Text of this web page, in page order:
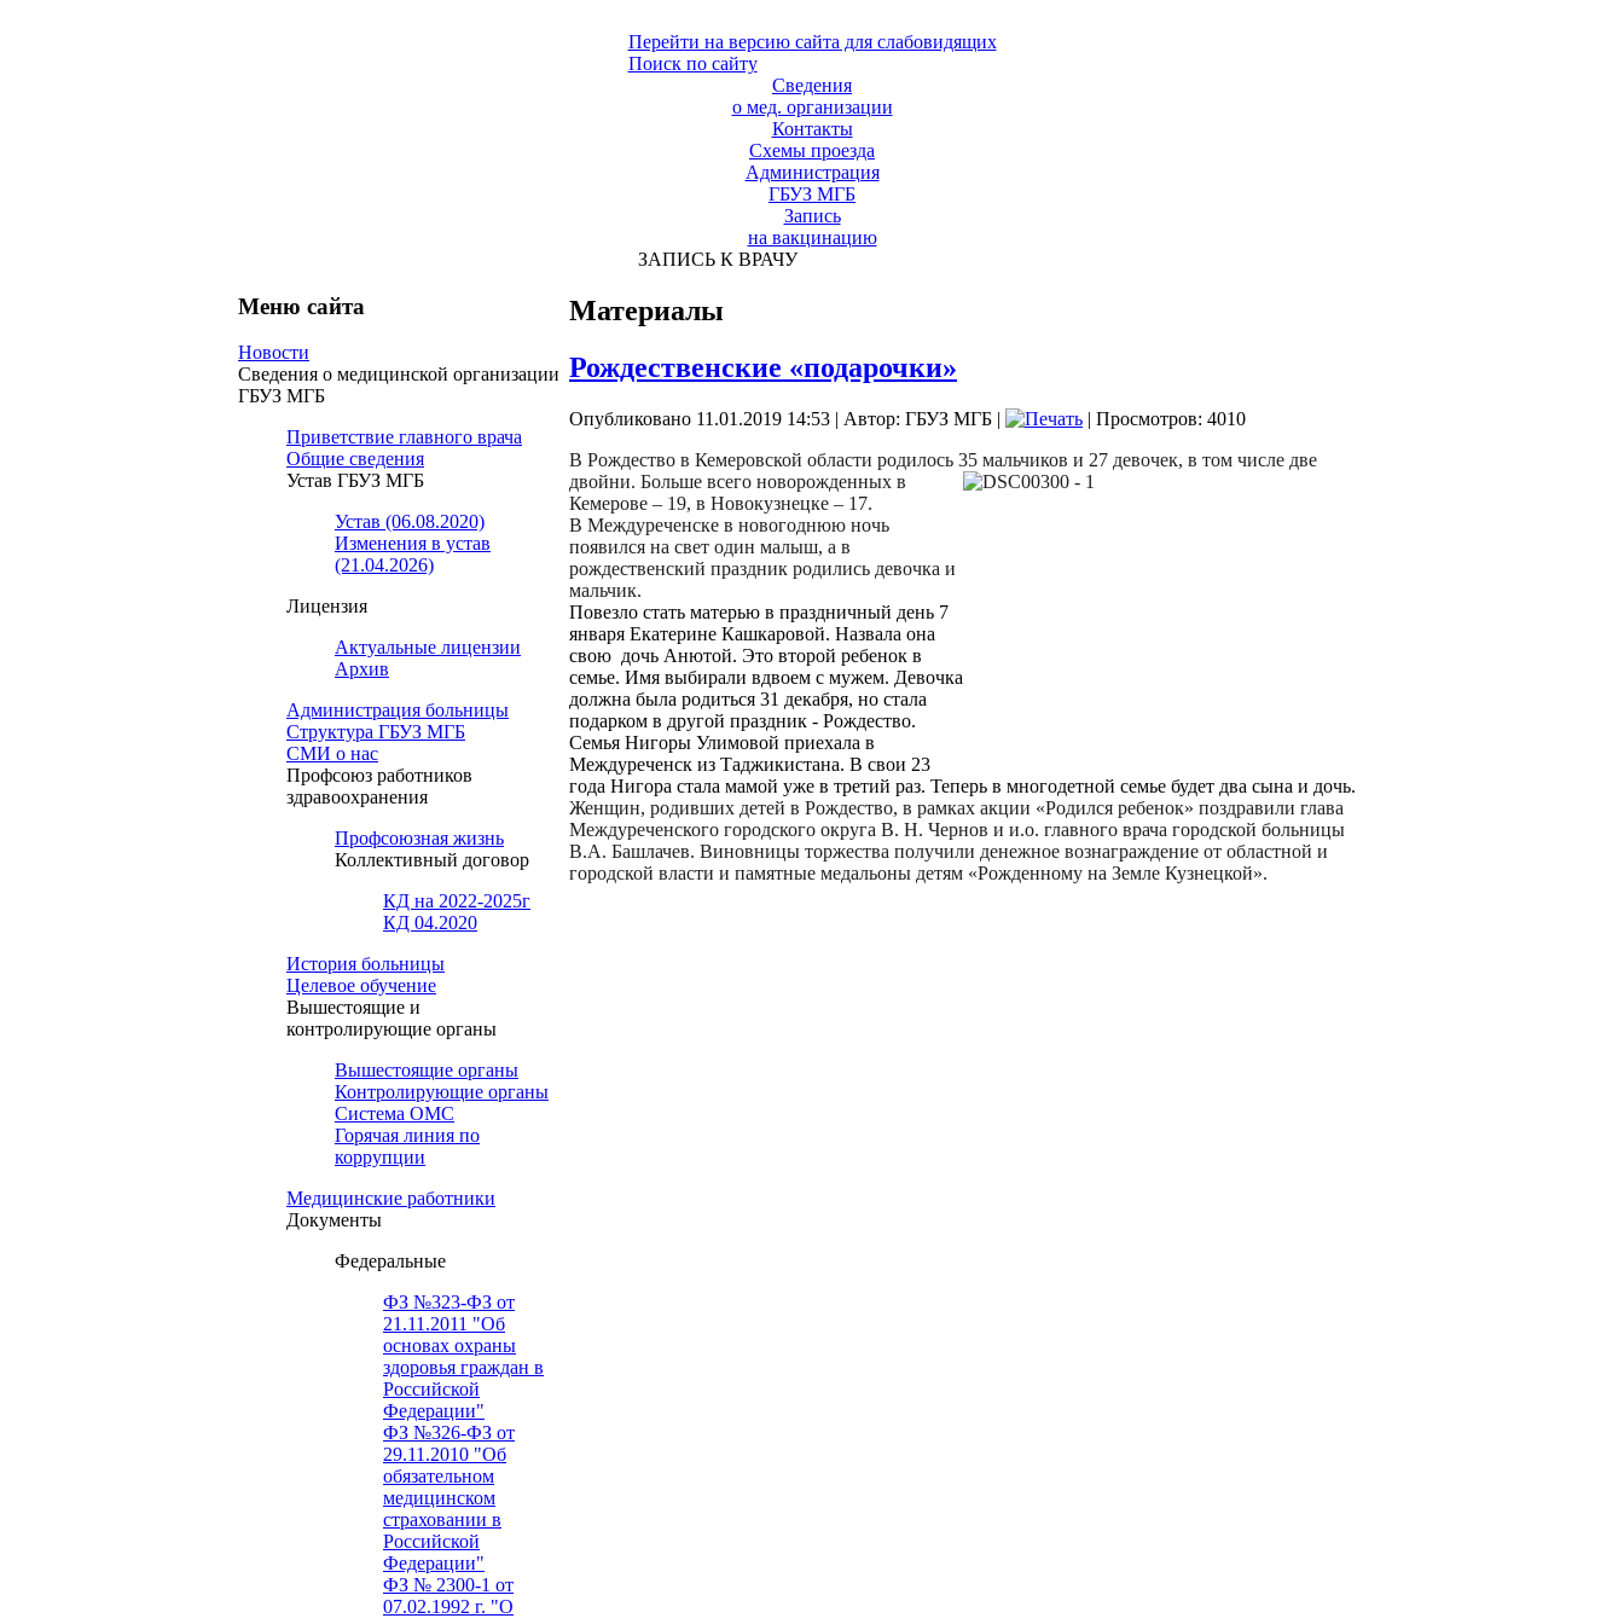
Перейти на версию сайта для слабовидящих
Поиск по сайту
Сведения
о мед. организации
Контакты
Схемы проезда
Администрация
ГБУЗ МГБ
Запись
на вакцинацию
ЗАПИСЬ К ВРАЧУ
Меню сайта
Новости
Сведения о медицинской организации
ГБУЗ МГБ
Приветствие главного врача
Общие сведения
Устав ГБУЗ МГБ
Устав (06.08.2020)
Изменения в устав
(21.04.2026)
Лицензия
Актуальные лицензии
Архив
Администрация больницы
Структура ГБУЗ МГБ
СМИ о нас
Профсоюз работников
здравоохранения
Профсоюзная жизнь
Коллективный договор
КД на 2022-2025г
КД 04.2020
История больницы
Целевое обучение
Вышестоящие и
контролирующие органы
Вышестоящие органы
Контролирующие органы
Система ОМС
Горячая линия по
коррупции
Медицинские работники
Документы
Федеральные
ФЗ №323-ФЗ от
21.11.2011 "Об
основах охраны
здоровья граждан в
Российской
Федерации"
ФЗ №326-ФЗ от
29.11.2010 "Об
обязательном
медицинском
страховании в
Российской
Федерации"
ФЗ № 2300-1 от
07.02.1992 г. "О
Материалы
Рождественские «подарочки»
Опубликовано 11.01.2019 14:53 | Автор: ГБУЗ МГБ |
| Просмотров: 4010
В Рождество в Кемеровской области родилось 35 мальчиков и 27 девочек, в том числе две
двойни. Больше всего новорожденных в
Кемерове – 19, в Новокузнецке – 17.
В Междуреченске в новогоднюю ночь
появился на свет один малыш, а в
рождественский праздник родились девочка и
мальчик.
Повезло стать матерью в праздничный день 7
января Екатерине Кашкаровой. Назвала она
свою дочь Анютой. Это второй ребенок в
семье. Имя выбирали вдвоем с мужем. Девочка
должна была родиться 31 декабря, но стала
подарком в другой праздник - Рождество.
Семья Нигоры Улимовой приехала в
Междуреченск из Таджикистана. В свои 23
года Нигора стала мамой уже в третий раз. Теперь в многодетной семье будет два сына и дочь.
Женщин, родивших детей в Рождество, в рамках акции «Родился ребенок» поздравили глава
Междуреченского городского округа В. Н. Чернов и и.о. главного врача городской больницы
В.А. Башлачев. Виновницы торжества получили денежное вознаграждение от областной и
городской власти и памятные медальоны детям «Рожденному на Земле Кузнецкой».